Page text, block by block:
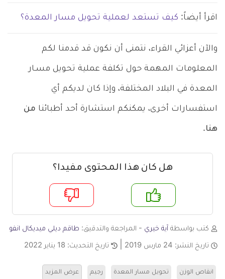
اقرأ أيضاً: كيف تستعد لعملية تحويل مسار المعدة؟
والآن أعزائي القراء، نتمنى أن نكون قد قدمنا لكم
المعلومات المهمة حول تكلفة عملية تحويل مسـار
المعدة في البلاد المختلفة، وإذا كان لديكم أي
استفسارات أخرى، يمكنكم استشارة أحد أطبائنا من
هنا.
هل كان هذا المحتوى مفيدا؟
لا
كتب بواسطة آية خيري - المراجعة والتدقيق: طاقم ديلي ميديكال انفو
تاريخ النشر: 24 مارس 2019 تاريخ التحديث: 18 يناير 2022
انقاص الوزن تحويل مسار المعدة رجيم عرض المزيد